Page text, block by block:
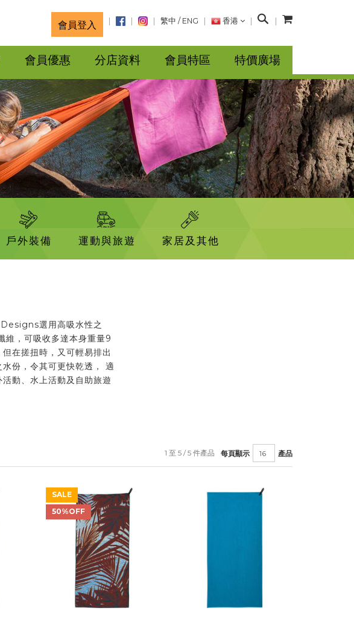
會員登入 繁中 / ENG 香港
搜
會員優惠 分店資料 會員特區 特價廣場
戶外裝備 運動與旅遊 家居及其他
選用高吸水性之
，可吸收多達本身重量9
在搓扭時，又可輕易排出
份，令其可更快乾透， 適
動、水上活動及自助旅遊
每頁顯示 產品
1 至 5 / 5 件產品
SALE
50%OFF